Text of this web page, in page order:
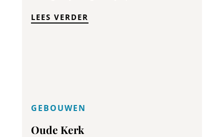
LEES VERDER
GEBOUWEN
Oude Kerk